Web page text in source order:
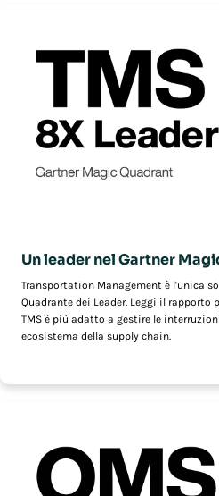
Un leader nel Gartner
Transportation Management è l'unica
Quadrante dei Leader. Leggi il rapporto
TMS è più adatto a gestire le
ecosistema della supply chain.